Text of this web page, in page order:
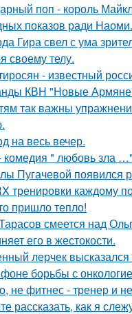
поп - король
показов ради Наоми.
Гира свел с ума
своему телу.
- известный
КВН "Новые
так важны
на весь вечер.
комедия " любовь зла
Пугачевой появился
тренировки каждому
пришло тепло!
смеется над
его в жестокости.
лерчек высказался
борьбы с
не фитнес - тренер и
рассказать, как я